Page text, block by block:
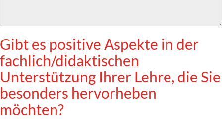
Gibt es positive Aspekte in der
fachlich/didaktischen
Unterstützung Ihrer Lehre, die Sie
besonders hervorheben
möchten?